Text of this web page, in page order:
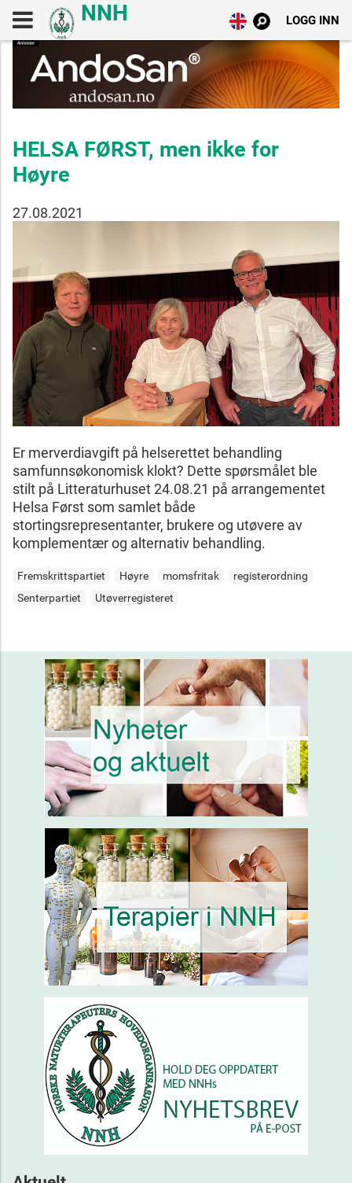
LOGG INN
HELSA FØRST, men ikke for
Høyre
27.08.2021
Er merverdiavgift på helserettet behandling
samfunnsøkonomisk klokt? Dette spørsmålet ble
stilt på Litteraturhuset 24.08.21 på arrangementet
Helsa Først som samlet både
stortingsrepresentanter, brukere og utøvere av
komplementær og alternativ behandling.
Fremskrittspartiet Høyre momsfritak
registerordning
Senterpartiet
Utøverregisteret